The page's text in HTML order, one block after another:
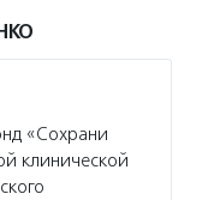
«Сохрани
клинической